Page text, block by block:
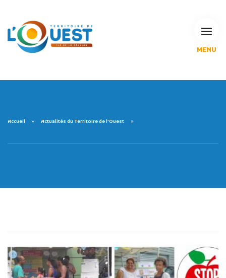
MENU
Accueil Actualités du Territoire de l'Ouest